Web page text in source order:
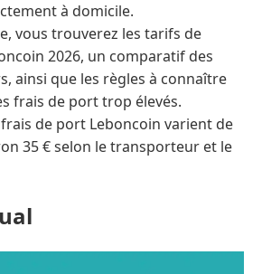
à domicile.
vous trouverez les tarifs de
2026, un comparatif des
ainsi que les règles à connaître
frais de port trop élevés.
de port Leboncoin varient de
35 € selon le transporteur et le